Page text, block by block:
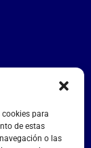
para
de estas
o las